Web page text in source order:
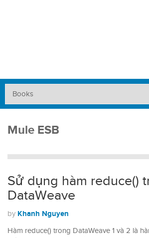
Mule ESB
Sử dụng hàm reduce()
DataWeave
by Khanh Nguyen
Hàm reduce() trong DataWeave 1 và 2 là